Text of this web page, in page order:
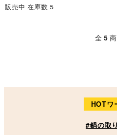
販売中 在庫数 5
全 5
HOTワ
#鍋の取